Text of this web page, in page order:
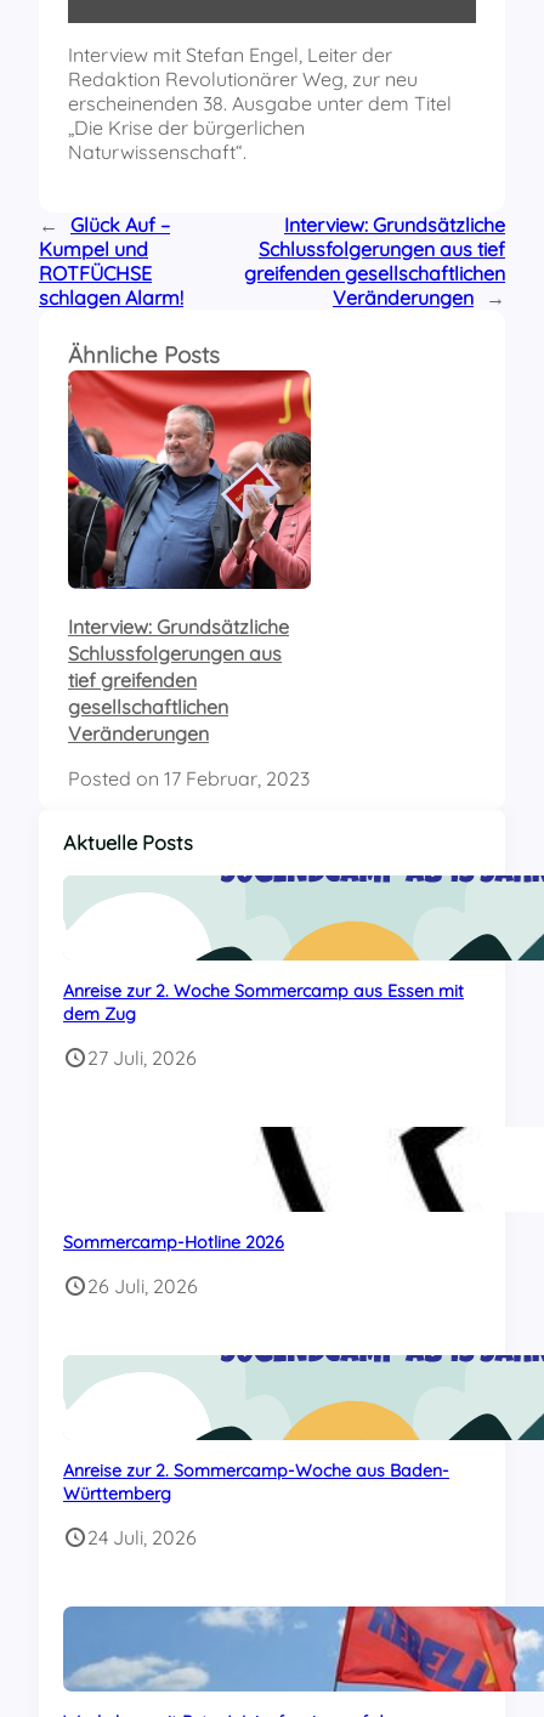
i
c
h
e
N
a
w
i
s
s
e
s
c
h
a
f
t
“
v
o
n
T
b
e
a
n
z
e
i
g
n
Interview mit Stefan Engel, Leiter der
Redaktion Revolutionärer Weg, zur neu
erscheinenden 38. Ausgabe unter dem Titel
„Die Krise der bürgerlichen
Naturwissenschaft“.
←
Glück Auf –
Kumpel und
ROTFÜCHSE
schlagen Alarm!
Interview: Grundsätzliche
Schlussfolgerungen aus tief
greifenden gesellschaftlichen
Veränderungen
→
Ähnliche Posts
Interview: Grundsätzliche
Schlussfolgerungen aus
tief greifenden
gesellschaftlichen
Veränderungen
Posted on 17 Februar, 2023
Aktuelle Posts
Anreise zur 2. Woche Sommercamp aus Essen mit
dem Zug
27 Juli, 2026
Sommercamp-Hotline 2026
26 Juli, 2026
Anreise zur 2. Sommercamp-Woche aus Baden-
Württemberg
24 Juli, 2026